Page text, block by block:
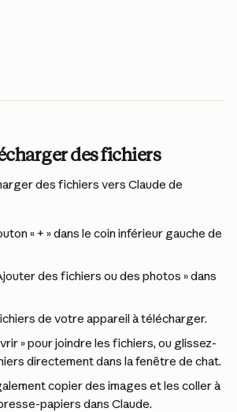
des fichiers
des fichiers vers Claude de
« + » dans le coin inférieur gauche de
des fichiers ou des photos » dans
de votre appareil à télécharger.
» pour joindre les fichiers, ou glissez-
directement dans la fenêtre de chat.
copier des images et les coller à
papiers dans Claude.